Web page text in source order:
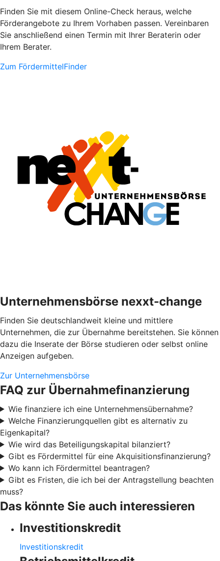
Finden Sie mit diesem Online-Check heraus, welche
Förderangebote zu Ihrem Vorhaben passen. Vereinbaren
Sie anschließend einen Termin mit Ihrer Beraterin oder
Ihrem Berater.
Zum FördermittelFinder
Unternehmensbörse nexxt-change
Finden Sie deutschlandweit kleine und mittlere
Unternehmen, die zur Übernahme bereitstehen. Sie können
dazu die Inserate der Börse studieren oder selbst online
Anzeigen aufgeben.
Zur Unternehmensbörse
FAQ zur Übernahmefinanzierung
Wie finanziere ich eine Unternehmensübernahme?
Welche Finanzierungquellen gibt es alternativ zu
Eigenkapital?
Wie wird das Beteiligungskapital bilanziert?
Gibt es Fördermittel für eine Akquisitionsfinanzierung?
Wo kann ich Fördermittel beantragen?
Gibt es Fristen, die ich bei der Antragstellung beachten
muss?
Das könnte Sie auch interessieren
Investitionskredit
Investitionskredit